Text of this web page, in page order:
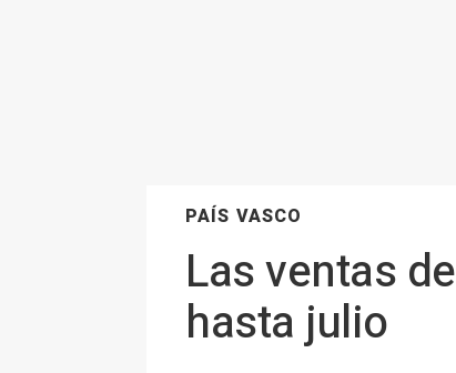
PAÍS VASCO
Las ventas
hasta julio